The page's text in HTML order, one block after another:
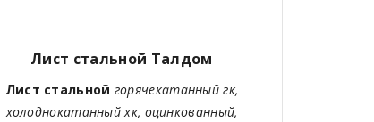
Лист стальной Талдом
Лист стальной горячекатанный гк,
холоднокатанный хк, оцинкованный,